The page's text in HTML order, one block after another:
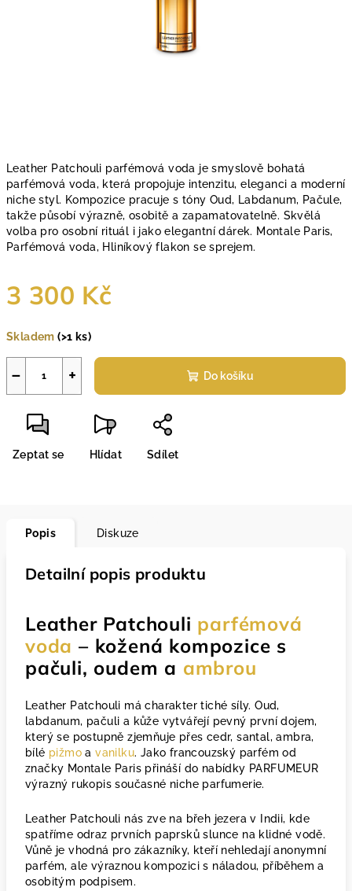
Leather Patchouli parfémová voda je smyslově bohatá
parfémová voda, která propojuje intenzitu, eleganci a moderní
niche styl. Kompozice pracuje s tóny Oud, Labdanum, Pačule,
takže působí výrazně, osobitě a zapamatovatelně. Skvělá
volba pro osobní rituál i jako elegantní dárek. Montale Paris,
Parfémová voda, Hliníkový flakon se sprejem.
3 300 Kč
cena:
Skladem(>1 ks)
+
− Do košíku
Zeptat se Hlídat Sdílet
Popis Diskuze
Detailní popis produktu
Leather Patchouli parfémová
voda – kožená kompozice s
pačuli, oudem a ambrou
Leather Patchouli má charakter tiché síly. Oud,
labdanum, pačuli a kůže vytvářejí pevný první dojem,
který se postupně zjemňuje přes cedr, santal, ambra,
bílé pižmo avanilku. Jako francouzský parfém od
značky Montale Paris přináší do nabídky PARFUMEUR
výrazný rukopis současné niche parfumerie.
Leather Patchouli nás zve na břeh jezera v Indii, kde
spatříme odraz prvních paprsků slunce na klidné vodě.
Vůně je vhodná pro zákazníky, kteří nehledají anonymní
parfém, ale výraznou kompozici s náladou, příběhem a
osobitým podpisem.